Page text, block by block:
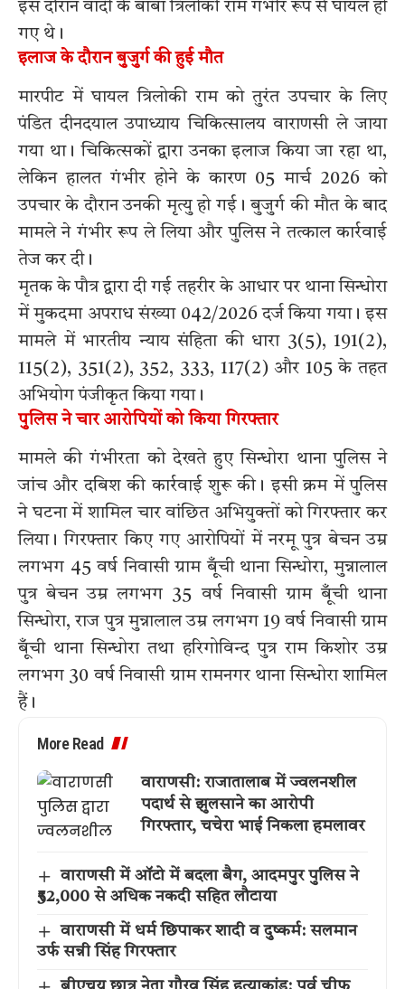
इस दौरान वादी के बाबा त्रिलोकी राम गंभीर रूप से घायल हो
गए थे।
इलाज के दौरान बुजुर्ग की हुई मौत
मारपीट में घायल त्रिलोकी राम को तुरंत उपचार के लिए
पंडित दीनदयाल उपाध्याय चिकित्सालय वाराणसी ले जाया
गया था। चिकित्सकों द्वारा उनका इलाज किया जा रहा था,
लेकिन हालत गंभीर होने के कारण 05 मार्च 2026 को
उपचार के दौरान उनकी मृत्यु हो गई। बुजुर्ग की मौत के बाद
मामले ने गंभीर रूप ले लिया और पुलिस ने तत्काल कार्रवाई
तेज कर दी।
मृतक के पौत्र द्वारा दी गई तहरीर के आधार पर थाना सिन्धोरा
में मुकदमा अपराध संख्या 042/2026 दर्ज किया गया। इस
मामले में भारतीय न्याय संहिता की धारा 3(5), 191(2),
115(2), 351(2), 352, 333, 117(2) और 105 के तहत
अभियोग पंजीकृत किया गया।
पुलिस ने चार आरोपियों को किया गिरफ्तार
मामले की गंभीरता को देखते हुए सिन्धोरा थाना पुलिस ने
जांच और दबिश की कार्रवाई शुरू की। इसी क्रम में पुलिस
ने घटना में शामिल चार वांछित अभियुक्तों को गिरफ्तार कर
लिया। गिरफ्तार किए गए आरोपियों में नरमू पुत्र बेचन उम्र
लगभग 45 वर्ष निवासी ग्राम बूँची थाना सिन्धोरा, मुन्नालाल
पुत्र बेचन उम्र लगभग 35 वर्ष निवासी ग्राम बूँची थाना
सिन्धोरा, राज पुत्र मुन्नालाल उम्र लगभग 19 वर्ष निवासी ग्राम
बूँची थाना सिन्धोरा तथा हरिगोविन्द पुत्र राम किशोर उम्र
लगभग 30 वर्ष निवासी ग्राम रामनगर थाना सिन्धोरा शामिल
हैं।
More Read
वाराणसी: राजातालाब में ज्वलनशील
पदार्थ से झुलसाने का आरोपी
गिरफ्तार, चचेरा भाई निकला हमलावर
वाराणसी में ऑटो में बदला बैग, आदमपुर पुलिस ने
₹52,000 से अधिक नकदी सहित लौटाया
वाराणसी में धर्म छिपाकर शादी व दुष्कर्म: सलमान
उर्फ सन्नी सिंह गिरफ्तार